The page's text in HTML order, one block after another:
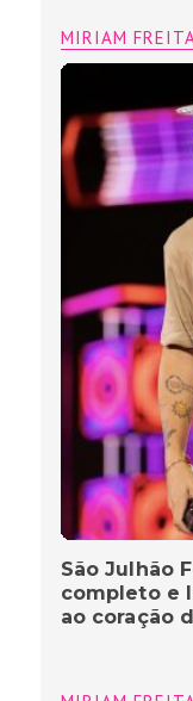
MIRIAM
São Julhão
completo e
ao coração